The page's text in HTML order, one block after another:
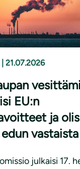
21.07.2026
EU:n
ja
vastaista
julkaisi 17.